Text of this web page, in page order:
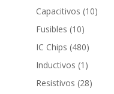
Capacitivos 1010
Fusibles 1010
IC Chips 480480
Inductivos 1 1
producto
Resistivos 2828